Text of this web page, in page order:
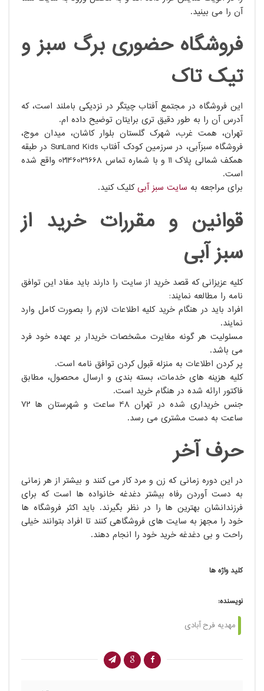
آن را می بینید.
فروشگاه حضوری برگ سبز و
تیک تاک
این فروشگاه در مجتمع آفتاب چیتگر در نزدیکی باملند است، که
آدرس آن را به طور دقیق تری برایتان توضیح داده ام.
تهران، همت غرب، شهرک گلستان بلوار کاشان، میدان موج،
فروشگاه سبزآبی، در سرزمین کودک آفتاب SunLand Kids در طبقه
همکف شمالی پلاک 11 و با شماره تماس 02146029668 واقع شده
است.
برای مراجعه به سایت سبز آبیکلیک کنید.
قوانین و مقررات خرید از
سبز آبی
کلیه عزیزانی که قصد خرید از سایت را دارند باید مفاد این توافق
نامه را مطالعه نمایند:
افراد باید در هنگام خرید کلیه اطلاعات لازم را بصورت کامل وارد
نمایند.
مسئولیت هر گونه مغایرت مشخصات خریدار بر عهده خود فرد
می باشد.
پر کردن اطلاعات به منزله قبول کردن توافق نامه است.
کلیه هزینه های خدمات، بسته بندی و ارسال محصول، مطابق
فاکتور ارائه شده در هنگام خرید است.
جنس خریداری شده در تهران 48 ساعت و شهرستان ها 72
ساعت به دست مشتری می رسد.
حرف آخر
در این دوره زمانی که زن و مرد کار می کنند و بیشتر از هر زمانی
به دست آوردن رفاه بیشتر دغدغه خانواده ها است که برای
فرزندانشان بهترین ها را در نظر بگیرند. باید اکثر فروشگاه ها
خود را مجهز به سایت های فروشگاهی کنند تا افراد بتوانند خیلی
راحت و بی دغدغه خرید خود را انجام دهند.
کلید واژه ها
نویسنده:
مهدیه فرح آبادی